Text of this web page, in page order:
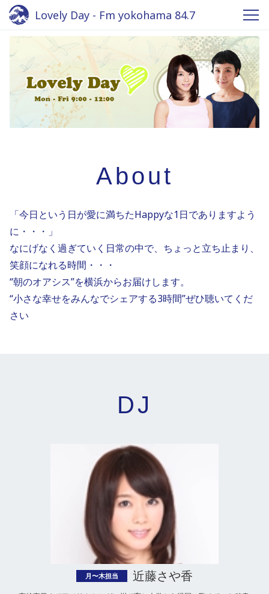
Lovely Day - Fm yokohama 84.7
About
「今日という日が愛に満ちたHappyな1日でありますよう
に・・・」
なにげなく過ぎていく日常の中で、ちょっと立ち止まり、
笑顔になれる時間・・・
“朝のオアシス”を横浜からお届けします。
“小さな幸せをみんなでシェアする3時間”ぜひ聴いてくだ
さい
DJ
月〜木担当 近藤さや香